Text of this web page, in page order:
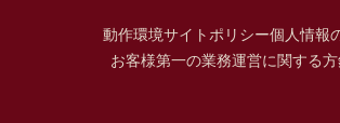
動作環境サイトポリシー個人情報
お客様第一の業務運営に関する